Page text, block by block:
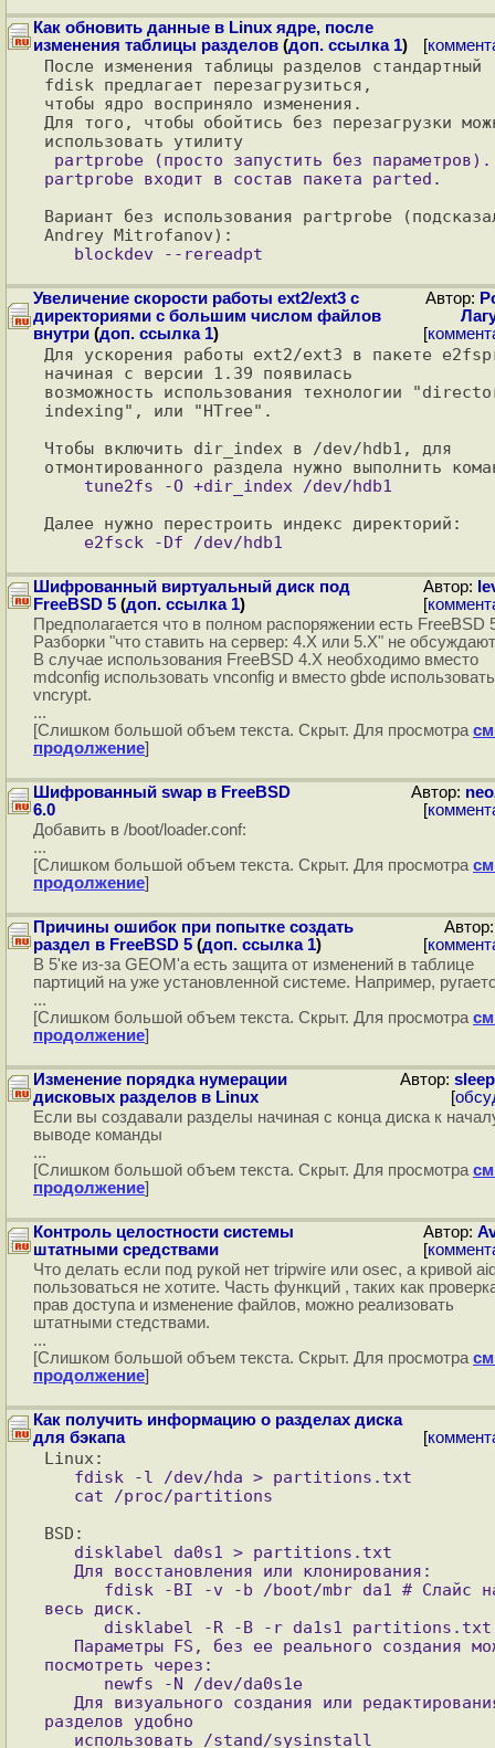
Как обновить данные в Linux ядре, после
изменения таблицы разделов (доп. ссылка 1) [
После изменения таблицы разделов стандартный
fdisk предлагает перезагрузиться,
чтобы ядро восприняло изменения.
Для того, чтобы обойтись без перезагрузки
Вариант без использования partprobe
Увеличение скорости работы ext2/ext3 с
директориями c большим числом файлов
внутри (доп. ссылка 1)
Автор:
[
Для ускорения работы ext2/ext3 в пакете
начиная с версии 1.39 появилась
возможность использования технологии
indexing", или "HTree".
Чтобы включить dir_index в /dev/hdb1, для
Шифрованный виртуальный диск под
FreeBSD 5 (доп. ссылка 1)
Автор:
[
Предполагается что в полном распоряжении есть FreeBSD
Разборки "что ставить на сервер: 4.X или 5.X" не
В случае использования FreeBSD 4.X необходимо вместо
mdconfig использовать vnconfig и вместо gbde использовать
vncrypt.
...
[Слишком большой объем текста. Скрыт. Для просмотра
продолжение]
Шифрованный swap в FreeBSD
6.0
Автор:
[
Добавить в /boot/loader.conf:
...
[Слишком большой объем текста. Скрыт. Для просмотра
продолжение]
Причины ошибок при попытке создать
раздел в FreeBSD 5 (доп. ссылка 1)
[
В 5'ке из-за GEOM'а есть защита от изменений в таблице
партиций на уже установленной системе. Например,
...
[Слишком большой объем текста. Скрыт. Для просмотра
продолжение]
Изменение порядка нумерации
дисковых разделов в Linux
Автор:
[
Если вы создавали разделы начиная с конца диска к
выводе команды
...
[Слишком большой объем текста. Скрыт. Для просмотра
продолжение]
Контроль целостности системы
штатными средствами
Автор:
[
Что делать если под рукой нет tripwire или osec, а кривой
пользоваться не хотите. Часть функций , таких как
прав доступа и изменение файлов, можно реализовать
штатными стедствами.
...
[Слишком большой объем текста. Скрыт. Для просмотра
продолжение]
Как получить информацию о разделах диска
для бэкапа
[
весь диск.
посмотреть через:
разделов удобно